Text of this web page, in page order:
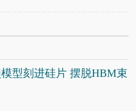
型刻进硅片 摆脱HBM束